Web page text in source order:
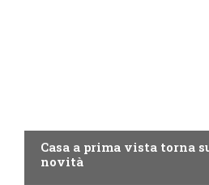
Casa a prima vista torna
novità